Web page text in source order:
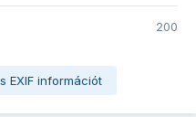
200
EXIF információt